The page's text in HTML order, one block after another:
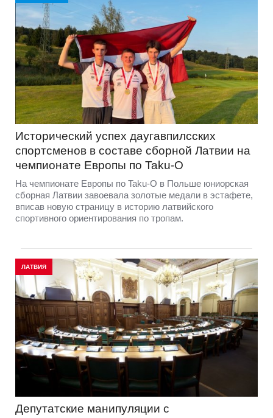
Исторический успех даугавпилсских
спортсменов в составе сборной Латвии на
чемпионате Европы по Taku-O
На чемпионате Европы по Taku-O в Польше юниорская
сборная Латвии завоевала золотые медали в эстафете,
вписав новую страницу в историю латвийского
спортивного ориентирования по тропам.
ЛАТВИЯ
Депутатские манипуляции с